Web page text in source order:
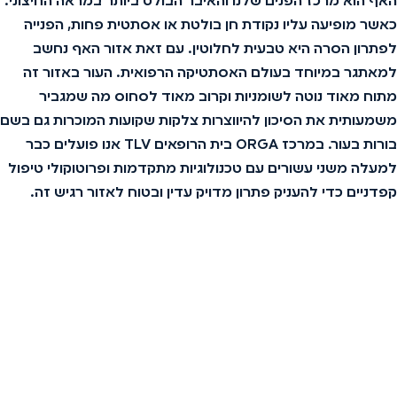
כאשר מופיעה עליו נקודת חן בולטת או אסתטית פחות, הפנייה
לפתרון הסרה היא טבעית לחלוטין. עם זאת אזור האף נחשב
למאתגר במיוחד בעולם האסתטיקה הרפואית. העור באזור זה
מתוח מאוד נוטה לשומניות וקרוב מאוד לסחוס מה שמגביר
משמעותית את הסיכון להיווצרות צלקות שקועות המוכרות גם בשם
בורות בעור. במרכז ORGA בית הרופאים TLV אנו פועלים כבר
למעלה משני עשורים עם טכנולוגיות מתקדמות ופרוטוקולי טיפול
קפדניים כדי להעניק פתרון מדויק עדין ובטוח לאזור רגיש זה.